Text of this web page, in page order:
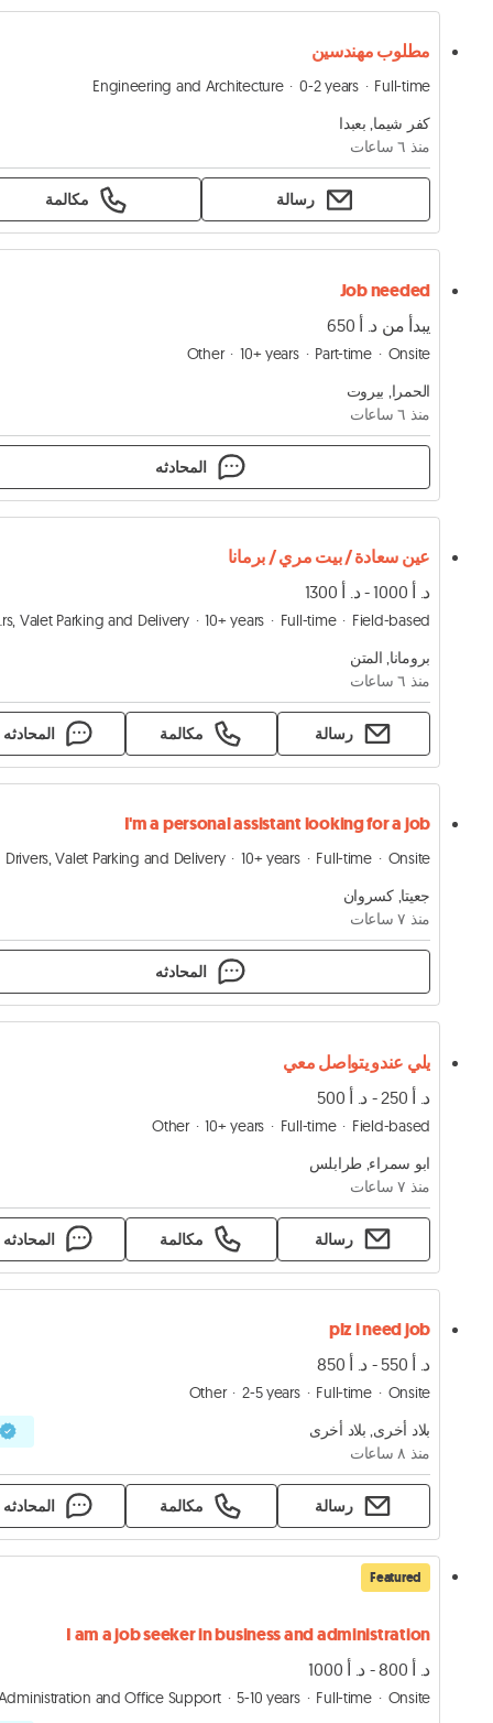
مطلوب مهندسين
Engineering and Architecture 0-2 years
Full-time
كفر شيما, بعبدا
منذ ٦ ساعات
رسالة مكالمة
Job needed
يبدأ من د. أ 650
Other 10+ years Part-time
Onsite
الحمرا, بيروت
منذ ٦ ساعات
المحادثه
عين سعادة / بيت مري / برمانا
د. أ 1000 - د. أ 1300
10+ years Full-time
Field-based
برومانا, المتن
منذ ٦ ساعات
رسالة مكالمة المحادثه
I'm a personal assistant looking for a job
Drivers, Valet Parking and Delivery 10+ years Full-time
Onsite
جعيتا, كسروان
منذ ٧ ساعات
المحادثه
يلي عندو يتواصل معي
د. أ 250 - د. أ 500
Other 10+ years Full-time
Field-based
ابو سمراء, طرابلس
منذ ٧ ساعات
رسالة مكالمة المحادثه
plz i need job
د. أ 550 - د. أ 850
Other 2-5 years Full-time
Onsite
بلاد أخرى, بلاد أخرى
منذ ٨ ساعات
رسالة مكالمة المحادثه
Featured
I am a job seeker in business and administration
د. أ 800 - د. أ 1000
and Office Support 5-10 years Full-time Onsite